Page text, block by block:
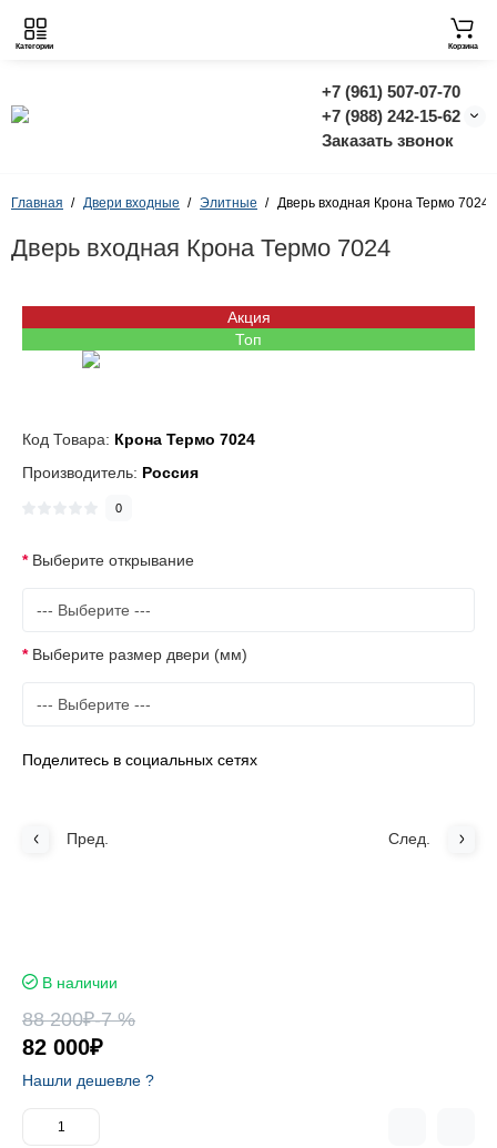
+7 (961) 507-07-70
+7 (988) 242-15-62
Заказать звонок
Категории Корзина
Главная Двери входные Элитные Дверь входная Крона Термо 7024
Дверь входная Крона Термо 7024
Акция
Топ
Код Товара: Крона Термо 7024
Производитель: Россия
0
Выберите открывание
Выберите размер двери (мм)
Поделитесь в социальных сетях
Пред. След.
В наличии
88 200₽-7 %
82 000₽
Нашли дешевле ?